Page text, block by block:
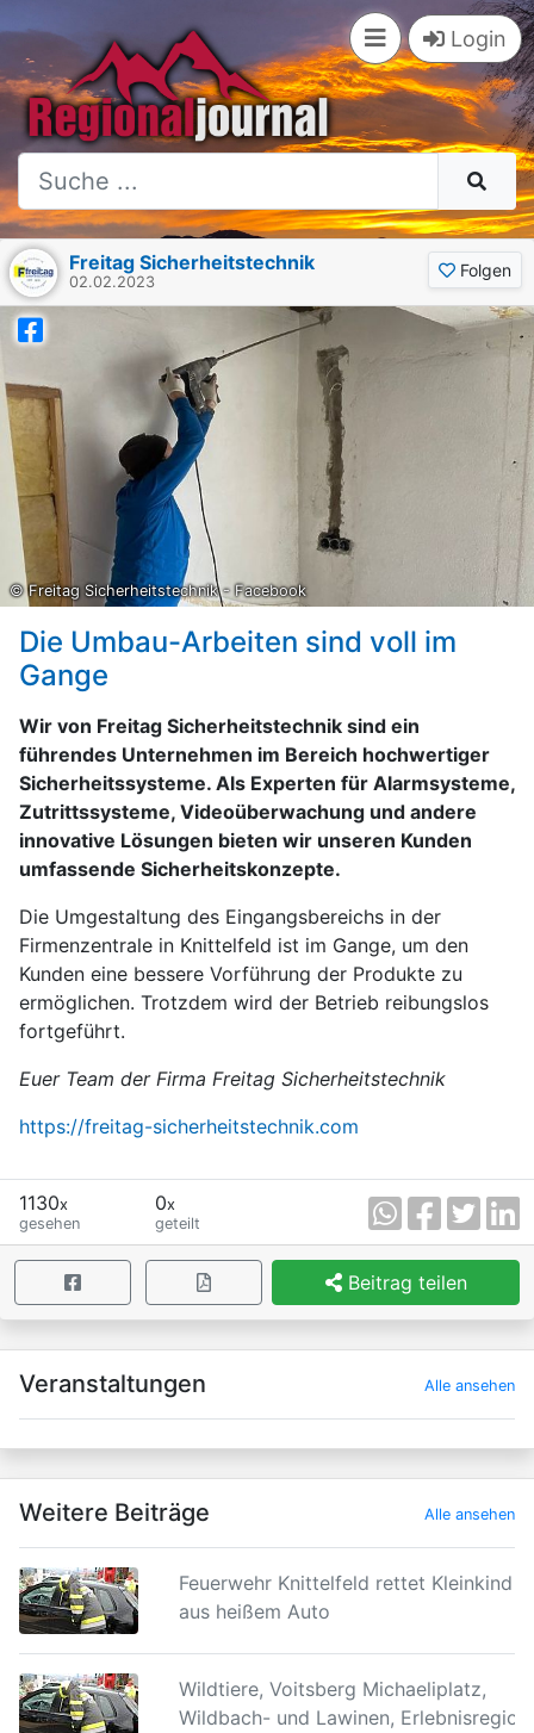
Login
Freitag Sicherheitstechnik
02.02.2023
Folgen
© Freitag Sicherheitstechnik - Facebook
Die Umbau-Arbeiten sind voll im
Gange
Wir von Freitag Sicherheitstechnik sind ein
führendes Unternehmen im Bereich hochwertiger
Sicherheitssysteme. Als Experten für Alarmsysteme,
Zutrittssysteme, Videoüberwachung und andere
innovative Lösungen bieten wir unseren Kunden
umfassende Sicherheitskonzepte.
Die Umgestaltung des Eingangsbereichs in der
Firmenzentrale in Knittelfeld ist im Gange, um den
Kunden eine bessere Vorführung der Produkte zu
ermöglichen. Trotzdem wird der Betrieb reibungslos
fortgeführt.
Euer Team der Firma Freitag Sicherheitstechnik
https://freitag-sicherheitstechnik.com
1130x
gesehen
0x
geteilt
Beitrag teilen
×
Veranstaltungen Alle ansehen
Weitere Beiträge Alle ansehen
Feuerwehr Knittelfeld rettet Kleinkind
aus heißem Auto
Wildtiere, Voitsberg Michaeliplatz,
Wildbach- und Lawinen, Erlebnisregion